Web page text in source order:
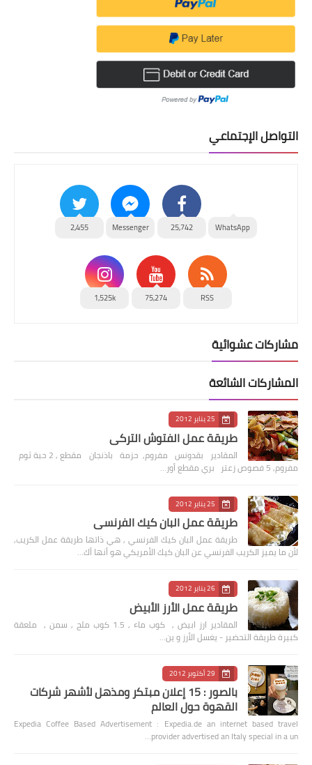
التواصل الإجتماعي
WhatsApp
25,742
Messenger
2,455
RSS
75,274
1,525k
مشاركات عشوائية
المشاركات الشائعة
25 يناير 2012
طريقة عمل الفتوش التركي
المقادير بقدونس مفروم, حزمة باذنجان مقطع , 2 حبة ثوم
مفروم, 5 فصوص زعتر بري مقطع أور…
25 يناير 2012
طريقة عمل البان كيك الفرنسي
طريقة عمل البان كيك الفرنسي , هي ذاتها طريقة عمل الكريب,
لأن ما يميز الكريب الفرنسي عن البان كيك الأمريكي هو أنها أك…
26 يناير 2012
طريقة عمل الأرز الأبيض
المقادير ارز ابيض , كوب ماء , 1.5 كوب ملح , سمن , ملعقة
كبيرة طريقة التحضير - يغسل الأرز و ين…
29 أكتوبر 2012
بالصور : 15 إعلان مبتكر ومذهل لأشهر شركات
القهوة حول العالم
Expedia Coffee Based Advertisement : Expedia.de an internet based travel
provider advertised an Italy special in a un…